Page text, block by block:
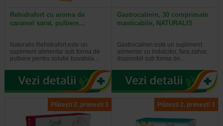
Rehidrafort cu aroma de
caramel sarat, pulbere…
Naturalis Rehidrafort este un
supliment alimentar sub forma de
pulbere pentru solutie buvabila…
Gastrocalmin, 30 comprimate
masticabile, NATURALIS
Gastrocalmin este un supliment
alimentar cu indulcitor, fara zahar,
disponibil sub forma de…
Plătești 2, primești 3 Plătești 2, primești 3